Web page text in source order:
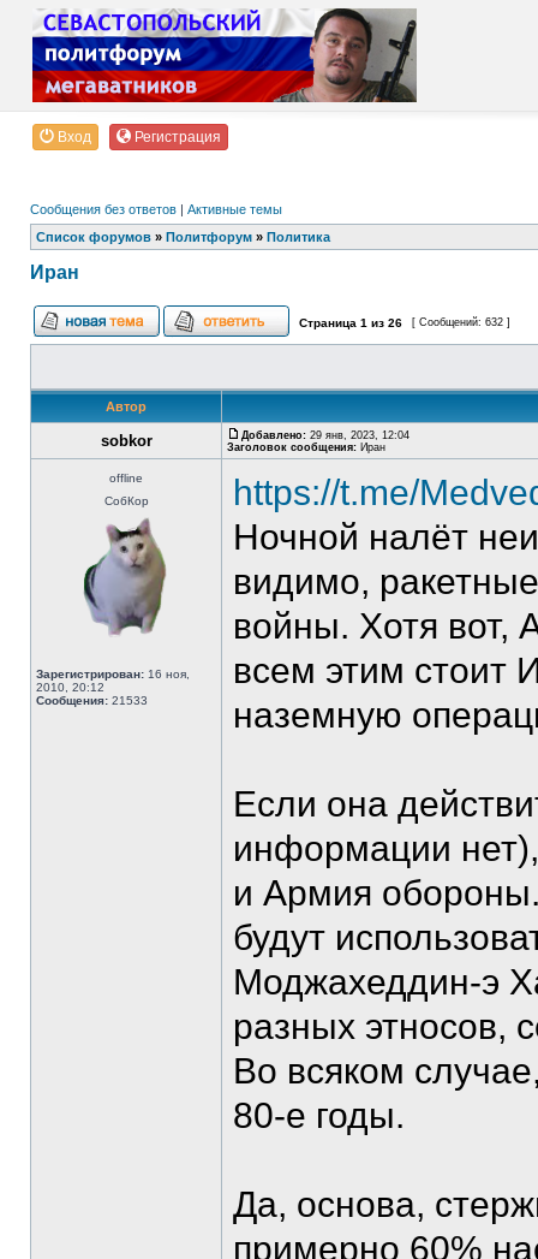
Вход Регистрация
Сообщения без ответов | Активные темы
Список форумов » Политфорум » Политика
Иран
Страница 1 из 26 [ Сообщений: 632 ]
Автор
sobkor Добавлено: 29 янв, 2023, 12:04
Заголовок сообщения: Иран
offline
СобКор
Зарегистрирован: 16 ноя,
2010, 20:12
Сообщения: 21533
https://t.me/
Ночной налёт
видимо,
войны. Хотя вот,
всем этим стоит
наземную
Если она
информации
и Армия обороны.
будут
Моджахеддин-э
разных этносов,
Во всяком
80-е годы.
Да, основа,
примерно 60%